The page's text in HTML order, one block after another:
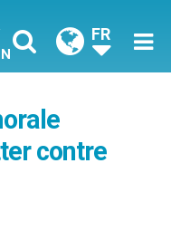
FR
contre